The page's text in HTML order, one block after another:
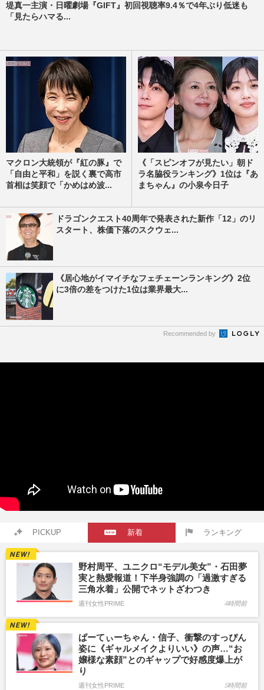
堤真一主演・日曜劇場『GIFT』初回視聴率9.4％で4年ぶり低迷も
「見たらハマる...
マクロン大統領が『紅の豚』で
「自由と平和」を説く裏で高市
首相は笑顔で「かめはめ波...
《「スピンオフが見たい」朝ド
ラ名脇役ランキング》1位は『あ
まちゃん』の小泉今日子
ドラゴンクエスト40周年で発表された新作「12」のリ
スタート、株価下落のスクウェ...
《居心地がイマイチなフェチェーンランキング》2位
に3倍の差をつけた1位は業界最大...
Recommended by
PICKUP 新着 ランキング
野村周平、ユニクロ“モデル美女”・石田夢
実と熱愛報道！下半身強調の「過激すぎる
三角水着」公開でネットざわつき
週刊女性PRIME 4時間前
ぱーてぃーちゃん・信子、衝撃のすっぴん
姿に《ギャルメイクよりいい》の声…“お
嬢様な素顔”とのギャップで好感度爆上が
り
週刊女性PRIME 5時間前